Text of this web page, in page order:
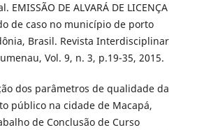
EMISSÃO DE ALVARÁ DE LICENÇA
de caso no município de porto
Brasil. Revista Interdisciplinar
Vol. 9, n. 3, p.19-35, 2015.
dos parâmetros de qualidade da
público na cidade de Macapá,
de Conclusão de Curso